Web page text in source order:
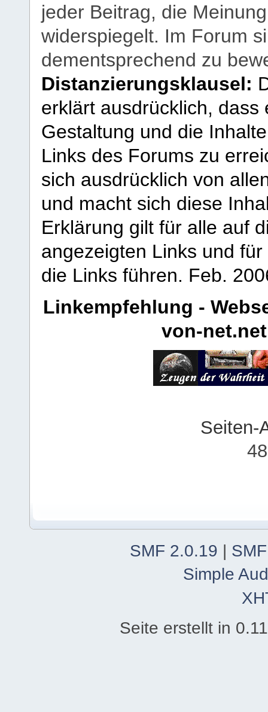
jeder Beitrag, die
widerspiegelt. Im Forum
dementsprechend zu
Distanzierungsklausel:
erklärt ausdrücklich,
Gestaltung und die
Links des Forums zu
sich ausdrücklich von
und macht sich diese
Erklärung gilt für alle auf
angezeigten Links und
die Links führen. Feb.
Linkempfehlung -
von-net.net
Seiten-
SMF 2.0.19 |
Simple
Seite erstellt in